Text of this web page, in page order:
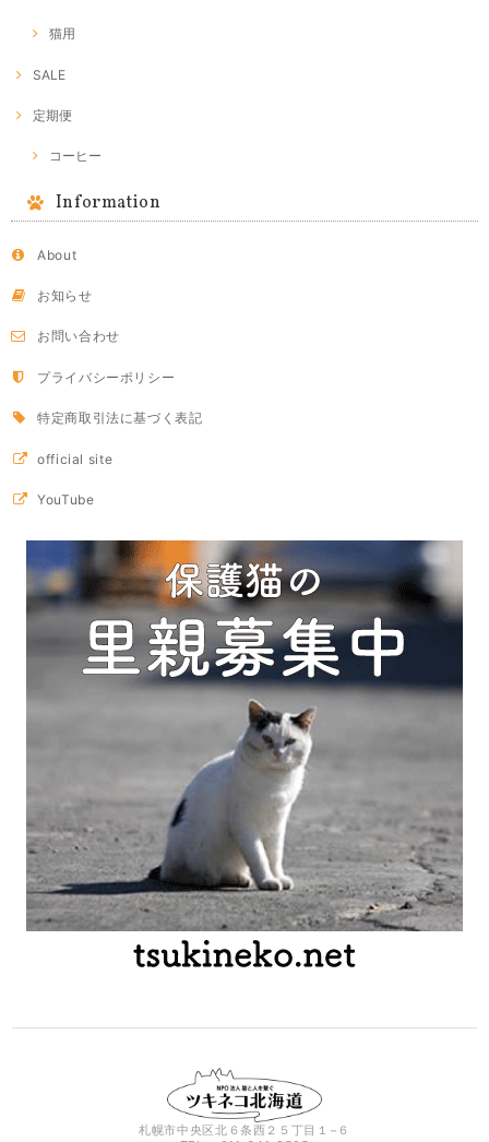
猫用
SALE
定期便
コーヒー
Information
About
お知らせ
お問い合わせ
プライバシーポリシー
特定商取引法に基づく表記
official site
YouTube
札幌市中央区北６条西２５丁目１−６